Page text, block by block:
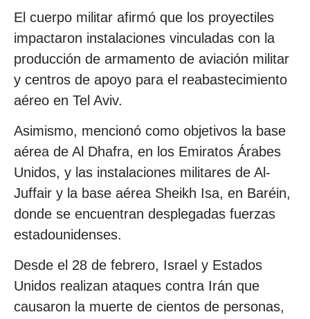
El cuerpo militar afirmó que los proyectiles
impactaron instalaciones vinculadas con la
producción de armamento de aviación militar
y centros de apoyo para el reabastecimiento
aéreo en Tel Aviv.
Asimismo, mencionó como objetivos la base
aérea de Al Dhafra, en los Emiratos Árabes
Unidos, y las instalaciones militares de Al-
Juffair y la base aérea Sheikh Isa, en Baréin,
donde se encuentran desplegadas fuerzas
estadounidenses.
Desde el 28 de febrero, Israel y Estados
Unidos realizan ataques contra Irán que
causaron la muerte de cientos de personas,